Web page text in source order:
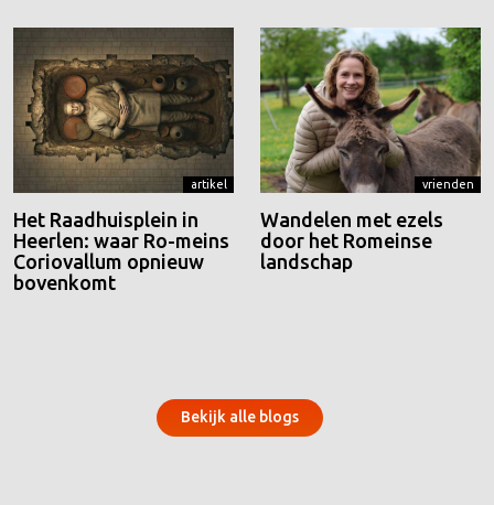
artikel
Het Raadhuisplein in
Heerlen: waar Ro-meins
Coriovallum opnieuw
bovenkomt
vrienden
Wandelen met ezels
door het Romeinse
landschap
Bekijk alle blogs